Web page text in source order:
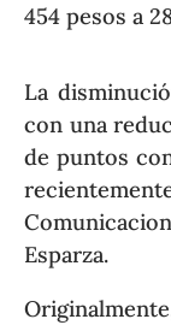
454 pesos a
La
con una
de puntos
Esparza.